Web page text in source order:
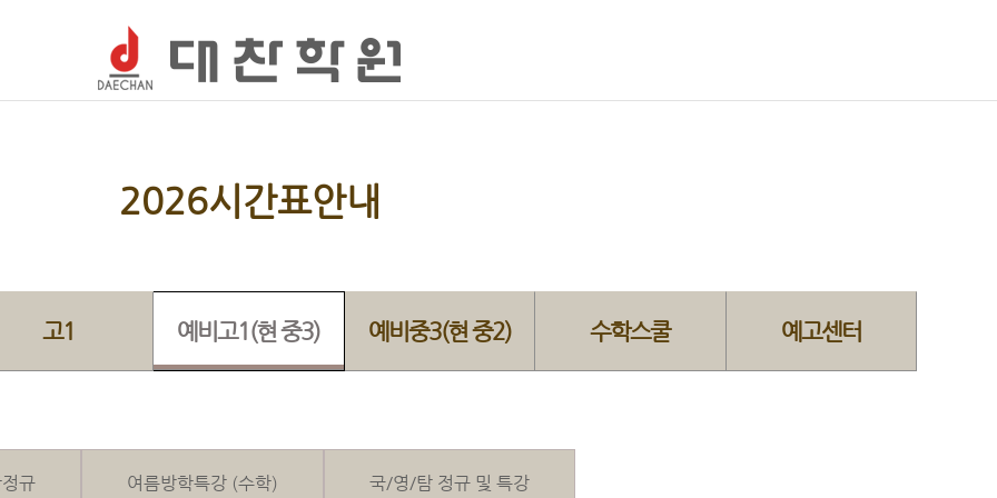
2026시간표안내
고1 예비고1(현 중3) 예비중3(현 중2) 수학스쿨 예고센터
규 여름방학특강 (수학) 국/영/탐 정규 및 특강